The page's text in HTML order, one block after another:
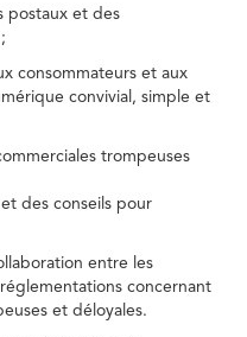
postaux et des
consommateurs et aux
convivial, simple et
trompeuses
des conseils pour
entre les
concernant
et déloyales.